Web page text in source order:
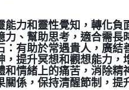
能力和靈性覺知，轉化負
力、幫助思考，適合需
：有助於常遇貴人，廣結
，提升冥想和觀想能力，
和情緒上的痛苦，消除精
關係，保持清醒節制，提